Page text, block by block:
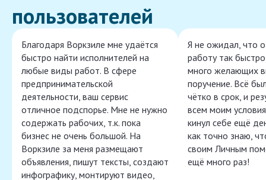
пользователей
Благодаря Воркзиле мне удаётся
быстро найти исполнителей на
любые виды работ. В сфере
предпринимательской
деятельности, ваш сервис
отличное подспорье. Мне не нужно
содержать рабочих, т.к. пока
бизнес не очень большой. На
Воркзиле за меня размещают
объявления, пишут тексты, создают
инфографику, монтируют видео,
Я не ожидал, что
работу так
много желающих
поручение. Всё
чётко в срок, и
всем моим
кинул себе ещё
как точно знаю,
своим Личным
ещё много раз!